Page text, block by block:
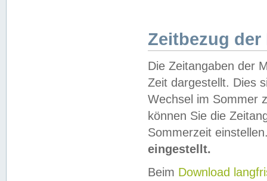
Zeitbezug der
Die Zeitangaben der
Zeit dargestellt. Dies
Wechsel im Sommer
können Sie die
Sommerzeit
eingestellt.
Beim Download